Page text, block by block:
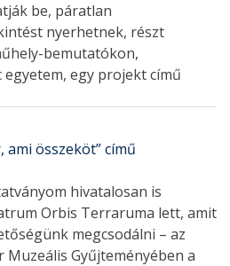
be, páratlan
nyerhetnek, részt
bemutatókon,
egy projekt című
ami összeköt” című
hivatalosan is
Orbis Terraruma lett, amit
megcsodálni – az
Gyűjteményében a